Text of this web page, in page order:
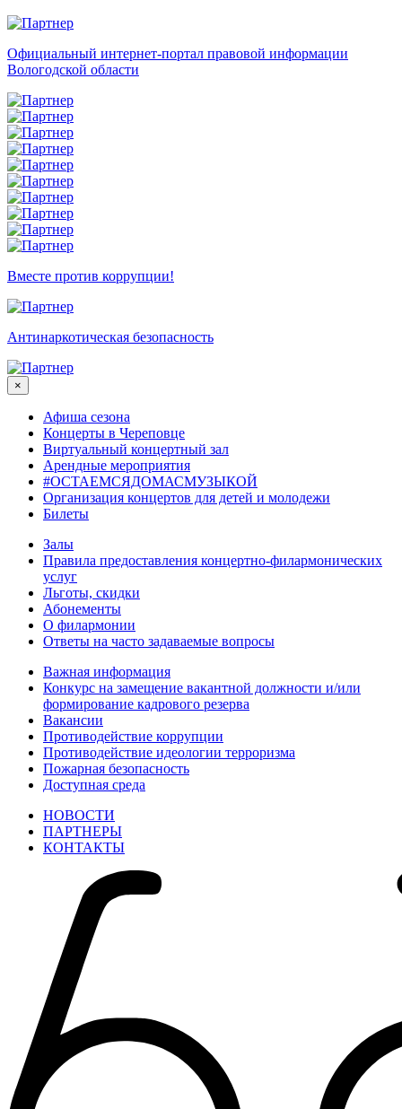
Официальный интернет-портал правовой информации
Вологодской области
Вместе против коррупции!
Антинаркотическая безопасность
×
Афиша сезона
Концерты в Череповце
Виртуальный концертный зал
Арендные мероприятия
#ОСТАЕМСЯДОМАСМУЗЫКОЙ
Организация концертов для детей и молодежи
Билеты
Залы
Правила предоставления концертно-филармонических
услуг
Льготы, скидки
Абонементы
О филармонии
Ответы на часто задаваемые вопросы
Важная информация
Конкурс на замещение вакантной должности и/или
формирование кадрового резерва
Вакансии
Противодействие коррупции
Противодействие идеологии терроризма
Пожарная безопасность
Доступная среда
НОВОСТИ
ПАРТНЕРЫ
КОНТАКТЫ